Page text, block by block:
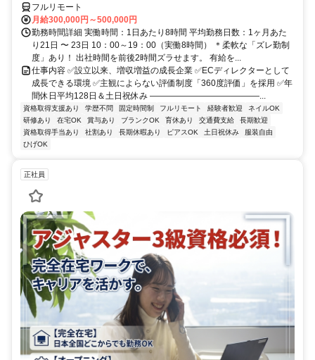
フルリモート
月給300,000円～500,000円
勤務時間詳細 実働時間：1日あたり8時間 平均勤務日数：1ヶ月あた
り21日 〜 23日 10：00～19：00（実働8時間） ＊柔軟な「ズレ勤制
度」あり！ 出社時間を前後2時間ズラせます。 有給を...
仕事内容 ✅設立以来、増収増益の成長企業 ✅ECディレクターとして
成長できる環境 ✅主観によらない評価制度「360度評価」を採用 ✅年
間休日平均128日＆土日祝休み ―――――――――――――...
資格取得支援あり 学歴不問 固定時間制 フルリモート 経験者歓迎
ネイルOK
研修あり
在宅OK 賞与あり ブランクOK 育休あり 交通費支給
長期歓迎
資格取得手当あり
社割あり 長期休暇あり ピアスOK 土日祝休み
服装自由
ひげOK
正社員